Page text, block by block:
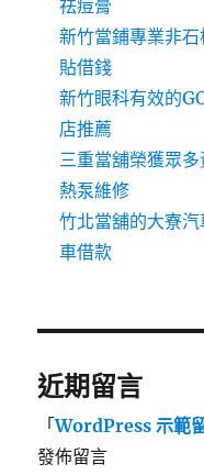
祛痘膏
新竹當鋪專業非
貼借錢
新竹眼科有效的
店推薦
三重當舖榮獲眾
熱泵維修
竹北當舖的大寮
車借款
近期留言
「WordPress 示範
發佈留言